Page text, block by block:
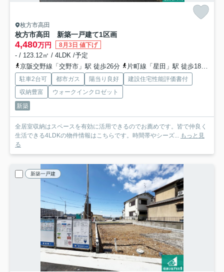
枚方市高田
枚方市高田 新築一戸建て1区画
4,480万円 8月3日 値下げ
- / 123.12㎡ / 4LDK /予定
京阪交野線「交野市」駅 徒歩26分
片町線「星田」駅 徒歩18分
駐車2台可 都市ガス 陽当り良好
建設住宅性能評価書付
収納豊富
ウォークインクロゼット
新築
全居室収納はスペースを有効に活用できるのでお薦めです。皆で仲良く
生活できる4LDKの物件情報はこちらです。時間帯やシーズ...
もっと見
る
新築一戸建